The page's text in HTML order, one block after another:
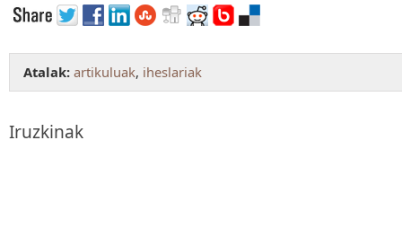
Atalak: artikuluak, iheslariak
Iruzkinak